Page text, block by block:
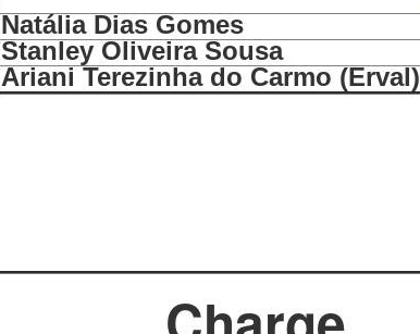
Natália Dias Gomes
Stanley Oliveira Sousa
Ariani Terezinha do Carmo (Erval)